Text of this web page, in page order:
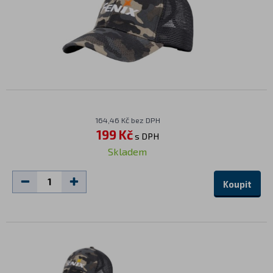
164,46 Kč bez DPH
199 Kčs DPH
Skladem
Koupit